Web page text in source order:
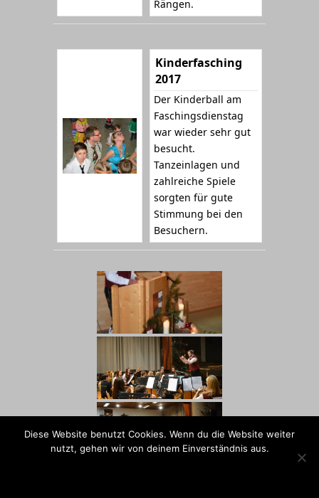
Rängen.
Kinderfasching
2017
Der Kinderball am
Faschingsdienstag
war wieder sehr gut
besucht.
Tanzeinlagen und
zahlreiche Spiele
sorgten für gute
Stimmung bei den
Besuchern.
Diese Website benutzt Cookies. Wenn du die Website weiter
nutzt, gehen wir von deinem Einverständnis aus.